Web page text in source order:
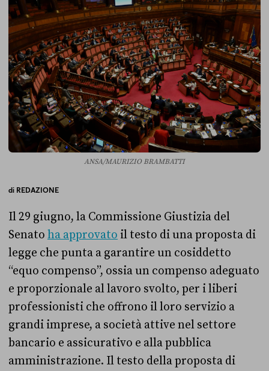
ANSA/MAURIZIO BRAMBATTI
di REDAZIONE
Il 29 giugno, la Commissione Giustizia del
Senato ha approvato il testo di una proposta di
legge che punta a garantire un cosiddetto
“equo compenso”, ossia un compenso adeguato
e proporzionale al lavoro svolto, per i liberi
professionisti che offrono il loro servizio a
grandi imprese, a società attive nel settore
bancario e assicurativo e alla pubblica
amministrazione. Il testo della proposta di